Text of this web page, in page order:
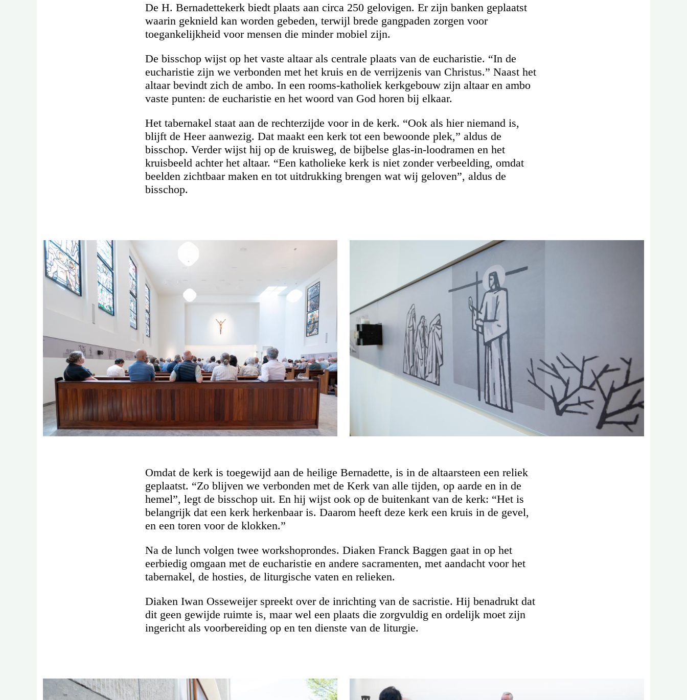
De H. Bernadettekerk biedt plaats aan circa 250 gelovigen. Er zijn banken geplaatst
waarin geknield kan worden gebeden, terwijl brede gangpaden zorgen voor
toegankelijkheid voor mensen die minder mobiel zijn.
De bisschop wijst op het vaste altaar als centrale plaats van de eucharistie. “In de
eucharistie zijn we verbonden met het kruis en de verrijzenis van Christus.” Naast het
altaar bevindt zich de ambo. In een rooms-katholiek kerkgebouw zijn altaar en ambo
vaste punten: de eucharistie en het woord van God horen bij elkaar.
Het tabernakel staat aan de rechterzijde voor in de kerk. “Ook als hier niemand is,
blijft de Heer aanwezig. Dat maakt een kerk tot een bewoonde plek,” aldus de
bisschop. Verder wijst hij op de kruisweg, de bijbelse glas-in-loodramen en het
kruisbeeld achter het altaar. “Een katholieke kerk is niet zonder verbeelding, omdat
beelden zichtbaar maken en tot uitdrukking brengen wat wij geloven”, aldus de
bisschop.
Omdat de kerk is toegewijd aan de heilige Bernadette, is in de altaarsteen een reliek
geplaatst. “Zo blijven we verbonden met de Kerk van alle tijden, op aarde en in de
hemel”, legt de bisschop uit. En hij wijst ook op de buitenkant van de kerk: “Het is
belangrijk dat een kerk herkenbaar is. Daarom heeft deze kerk een kruis in de gevel,
en een toren voor de klokken.”
Na de lunch volgen twee workshoprondes. Diaken Franck Baggen gaat in op het
eerbiedig omgaan met de eucharistie en andere sacramenten, met aandacht voor het
tabernakel, de hosties, de liturgische vaten en relieken.
Diaken Iwan Osseweijer spreekt over de inrichting van de sacristie. Hij benadrukt dat
dit geen gewijde ruimte is, maar wel een plaats die zorgvuldig en ordelijk moet zijn
ingericht als voorbereiding op en ten dienste van de liturgie.